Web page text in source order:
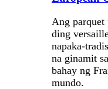
Ang
ding
napaka-
na ginamit
bahay ng
mundo.